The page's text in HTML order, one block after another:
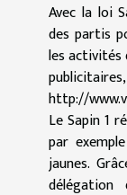
Avec la loi
des partis
les activités
http://
Le Sapin 1
par
jaunes.